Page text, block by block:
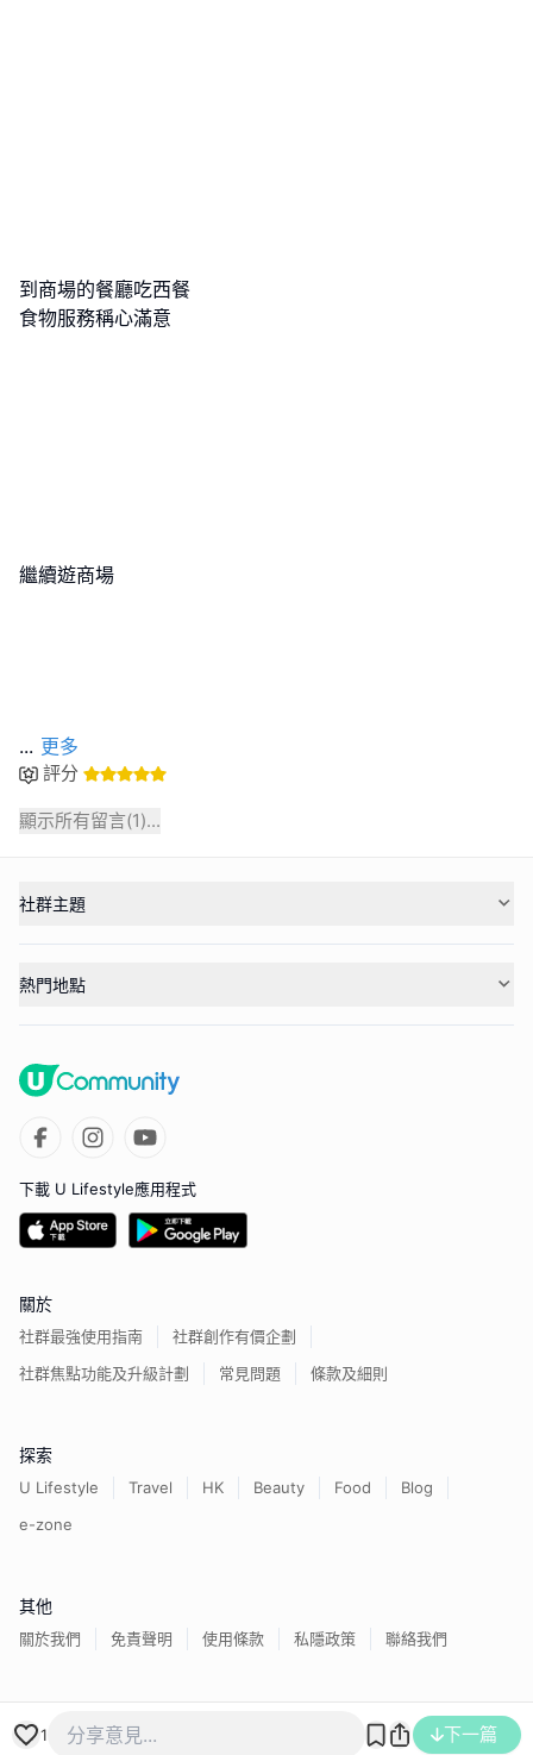
到商場的餐廳吃西餐
食物服務稱心滿意
繼續遊商場
... 更多
評分
顯示所有留言(1)...
1 下一篇
社群主題
熱門地點
下載 U Lifestyle應用程式
關於
社群最強使用指南
社群創作有價企劃
社群焦點功能及升級計劃
常見問題 條款及細則
探索
U Lifestyle Travel HK Beauty Food
Blog
e-zone
其他
關於我們 免責聲明 使用條款 私隱政策 聯絡我們
香港經濟日報版權所有©